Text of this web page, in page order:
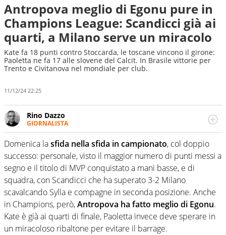
Antropova meglio di Egonu pure in
Champions League: Scandicci già ai
quarti, a Milano serve un miracolo
Kate fa 18 punti contro Stoccarda, le toscane vincono il girone:
Paoletta ne fa 17 alle slovene del Calcit. In Brasile vittorie per
Trento e Civitanova nel mondiale per club.
11/12/24 22:25
Rino Dazzo
GIORNALISTA
Se mai ci fosse modo di traslare il glossario del calcio in
una nicchia di esperti, lui ne farebbe parte. Non si perde
una svista arbitrale né gli umori social del mondo delle
curve
Domenica lasfida nella sfida in campionato, col doppio
successo: personale, visto il maggior numero di punti messi a
segno e il titolo di MVP conquistato a mani basse, e di
squadra, con Scandicci che ha superato 3-2 Milano
scavalcando Sylla e compagne in seconda posizione. Anche
in Champions, però,Antropova ha fatto meglio di Egonu.
Kate è già ai quarti di finale, Paoletta invece deve sperare in
un miracoloso ribaltone per evitare il barrage.